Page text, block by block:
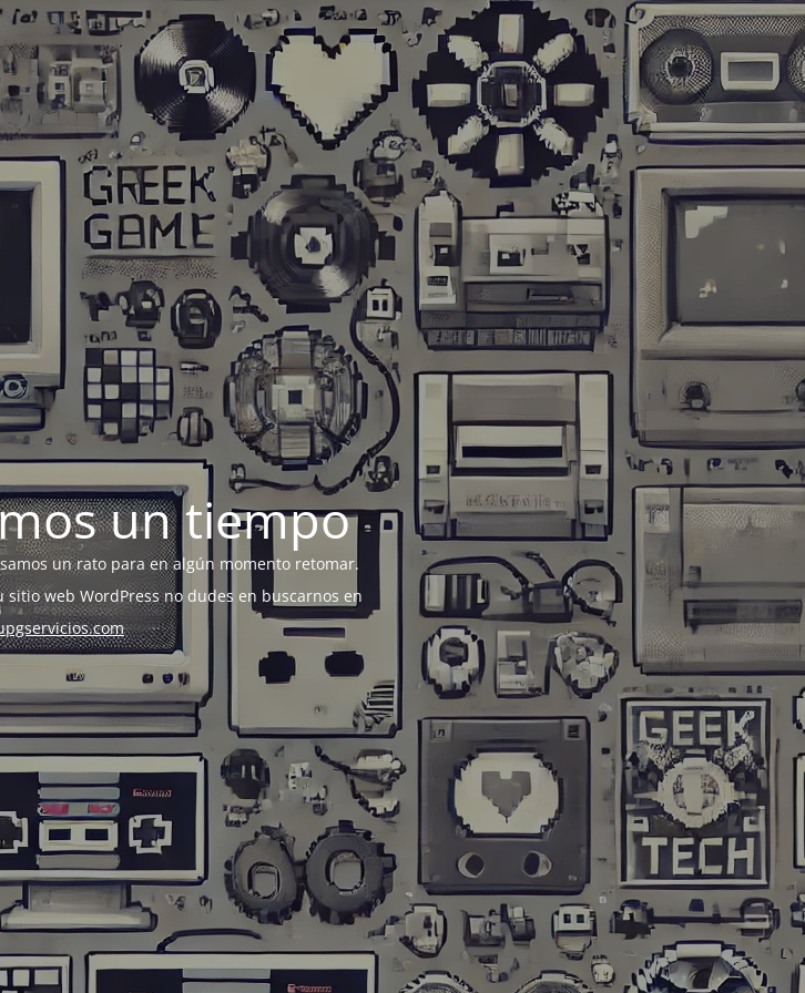
un tiempo
un rato para en algún momento retomar.
web WordPress no dudes en buscarnos en